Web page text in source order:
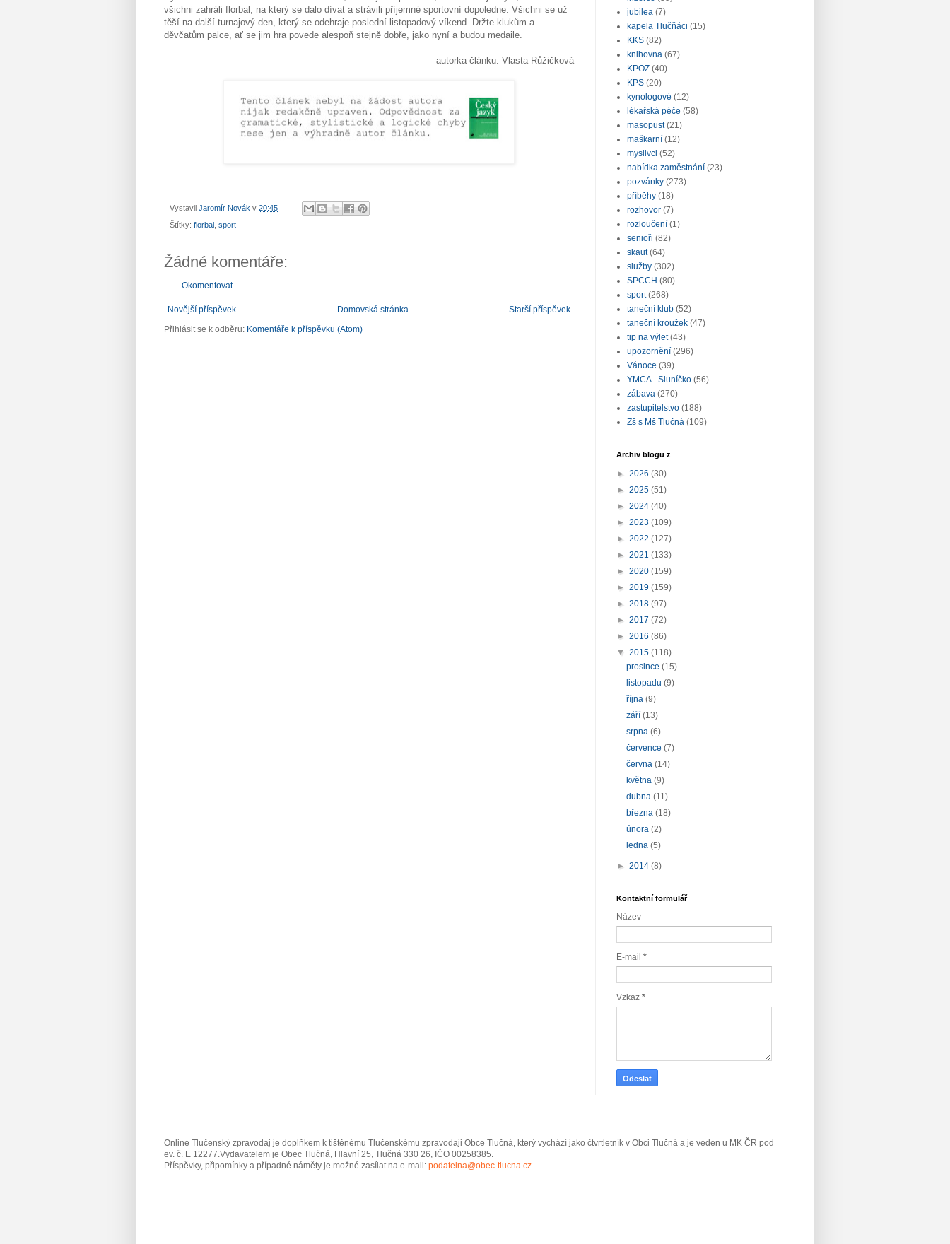
všichni zahráli florbal, na který se dalo dívat a strávili příjemné sportovní dopoledne. Všichni se už
těší na další turnajový den, který se odehraje poslední listopadový víkend. Držte klukům a
děvčatům palce, ať se jim hra povede alespoň stejně dobře, jako nyní a budou medaile.
autorka článku: Vlasta Růžičková
Vystavil Jaromír Novák v 20:45
Štítky: florbal sport
Žádné komentáře:
Okomentovat
Novější příspěvek Starší příspěvek
Domovská stránka
Přihlásit se k odběru: Komentáře k příspěvku (Atom)
jubilea (7)
kapela Tlučňáci (15)
KKS (82)
knihovna (67)
KPOZ (40)
KPS (20)
kynologové (12)
lékařská péče (58)
masopust (21)
maškarní (12)
myslivci (52)
nabídka zaměstnání (23)
pozvánky (273)
příběhy (18)
rozhovor (7)
rozloučení (1)
senioři (82)
skaut (64)
služby (302)
SPCCH (80)
sport (268)
taneční klub (52)
taneční kroužek (47)
tip na výlet (43)
upozornění (296)
Vánoce (39)
YMCA - Sluníčko (56)
zábava (270)
zastupitelstvo (188)
Zš s Mš Tlučná (109)
Archiv blogu z
► 2026 (30)
► 2025 (51)
► 2024 (40)
► 2023 (109)
► 2022 (127)
► 2021 (133)
► 2020 (159)
► 2019 (159)
► 2018 (97)
► 2017 (72)
► 2016 (86)
▼ 2015 (118)
prosince(15)
listopadu(9)
října(9)
září(13)
srpna(6)
července(7)
června(14)
května(9)
dubna(11)
března(18)
února(2)
ledna(5)
► 2014 (8)
Kontaktní formulář
Název
E-mail *
Vzkaz *
Online Tlučenský zpravodaj je doplňkem k tištěnému Tlučenskému zpravodaji Obce Tlučná, který vychází jako čtvrtletník v Obci Tlučná a je veden u MK ČR pod
ev. č. E 12277.Vydavatelem je Obec Tlučná, Hlavní 25, Tlučná 330 26, IČO 00258385.
Příspěvky, připomínky a případné náměty je možné zasílat na e-mail: podatelna@obec-tlucna.cz.